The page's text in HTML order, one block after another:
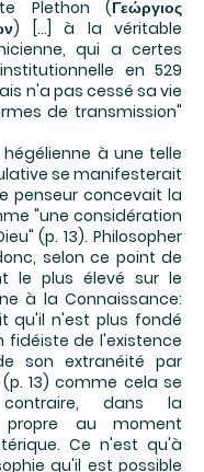
Plethon (Γεώργιος
[...] à la véritable
qui a certes
en 529
n'a pas cessé sa vie
de transmission"
à une telle
se manifesterait
penseur concevait la
"une considération
(p. 13). Philosopher
selon ce point de
le plus élevé sur le
à la Connaissance:
qu'il n'est plus fondé
fidéiste de l'existence
son extranéité par
13) comme cela se
dans la
propre au moment
Ce n'est qu'à
qu'il est possible